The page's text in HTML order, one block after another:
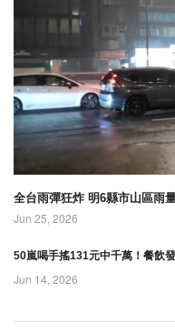
後就會發布海警，
強度估計達到輕颱
上限至中颱。
全台雨彈狂炸 明6縣市山區雨
Jun 25, 2026
50嵐喝手搖131元中千萬！餐飲
Jun 14, 2026